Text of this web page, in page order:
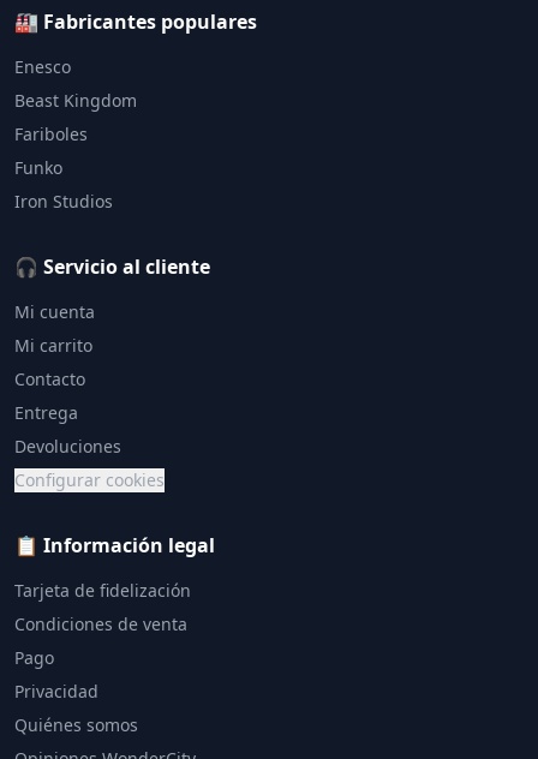
🏭 Fabricantes populares
Enesco
Beast Kingdom
Fariboles
Funko
Iron Studios
🎧 Servicio al cliente
Mi cuenta
Mi carrito
Contacto
Entrega
Devoluciones
Configurar cookies
📋 Información legal
Tarjeta de fidelización
Condiciones de venta
Pago
Privacidad
Quiénes somos